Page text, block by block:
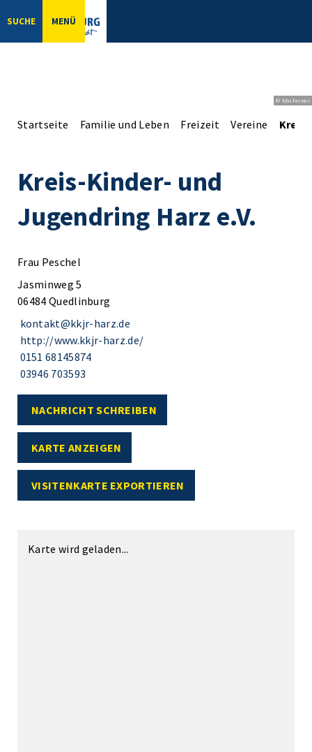
SUCHE MENÜ
© bbsferrari
Startseite Familie und Leben Freizeit Vereine
Kreis-Kinder- und
Jugendring Harz e.V.
Frau Peschel
Jasminweg 5
06484 Quedlinburg
kontakt@kkjr-harz.de
http://www.kkjr-harz.de/
0151 68145874
03946 703593
NACHRICHT SCHREIBEN
KARTE ANZEIGEN
VISITENKARTE EXPORTIEREN
Karte wird geladen...